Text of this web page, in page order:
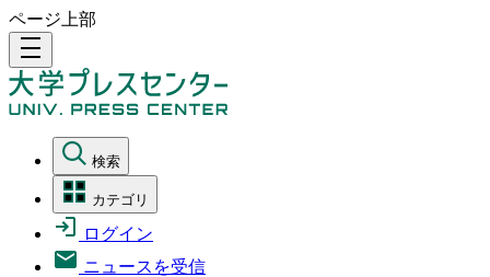
ページ上部
density_medium
検索
カテゴリ
ログイン
ニュースを受信